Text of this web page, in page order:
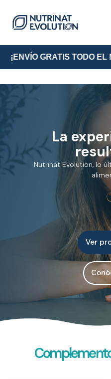
¡ENVÍO GRATIS TODO EL
La
Nutrinat Evolution, lo
Ver